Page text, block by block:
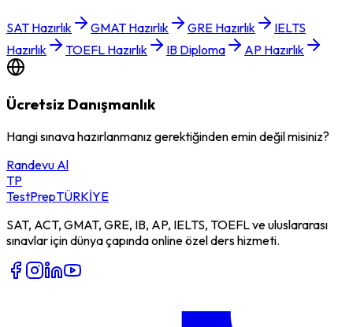
SAT Hazırlık GMAT Hazırlık GRE Hazırlık
IELTS
Hazırlık
TOEFL Hazırlık IB Diploma AP Hazırlık
Ücretsiz Danışmanlık
Hangi sınava hazırlanmanız gerektiğinden emin değil misiniz?
Randevu Al
TP
TestPrepTÜRKİYE
SAT, ACT, GMAT, GRE, IB, AP, IELTS, TOEFL ve uluslararası
sınavlar için dünya çapında online özel ders hizmeti.